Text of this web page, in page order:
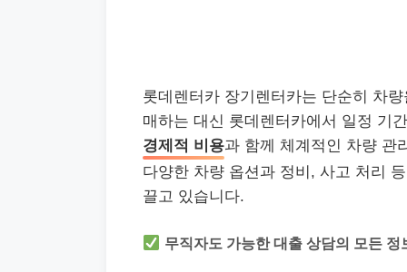
롯데렌터카 장기렌터카는 단순히 차
매하는 대신 롯데렌터카에서 일정 기
경제적 비용과 함께 체계적인 차량 관
다양한 차량 옵션과 정비, 사고 처리
끌고 있습니다.
무직자도 가능한 대출 상담의 모든 정